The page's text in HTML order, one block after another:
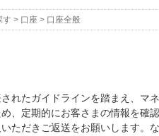
す > 口座 > 口座全般
れたガイドラインを踏まえ、マ
、定期的にお客さまの情報を確
ただきご返送をお願いします。